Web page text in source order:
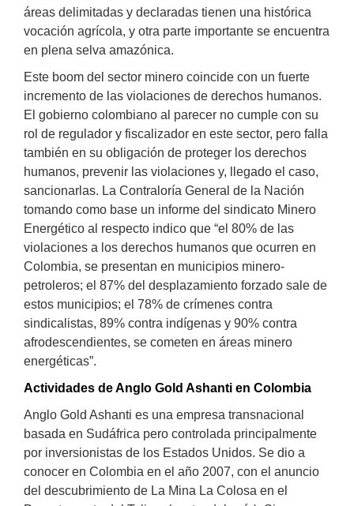
áreas delimitadas y declaradas tienen una histórica
vocación agrícola, y otra parte importante se encuentra
en plena selva amazónica.
Este boom del sector minero coincide con un fuerte
incremento de las violaciones de derechos humanos.
El gobierno colombiano al parecer no cumple con su
rol de regulador y fiscalizador en este sector, pero falla
también en su obligación de proteger los derechos
humanos, prevenir las violaciones y, llegado el caso,
sancionarlas. La Contraloría General de la Nación
tomando como base un informe del sindicato Minero
Energético al respecto indico que “el 80% de las
violaciones a los derechos humanos que ocurren en
Colombia, se presentan en municipios minero-
petroleros; el 87% del desplazamiento forzado sale de
estos municipios; el 78% de crímenes contra
sindicalistas, 89% contra indígenas y 90% contra
afrodescendientes, se cometen en áreas minero
energéticas”.
Actividades de Anglo Gold Ashanti en Colombia
Anglo Gold Ashanti es una empresa transnacional
basada en Sudáfrica pero controlada principalmente
por inversionistas de los Estados Unidos. Se dio a
conocer en Colombia en el año 2007, con el anuncio
del descubrimiento de La Mina La Colosa en el